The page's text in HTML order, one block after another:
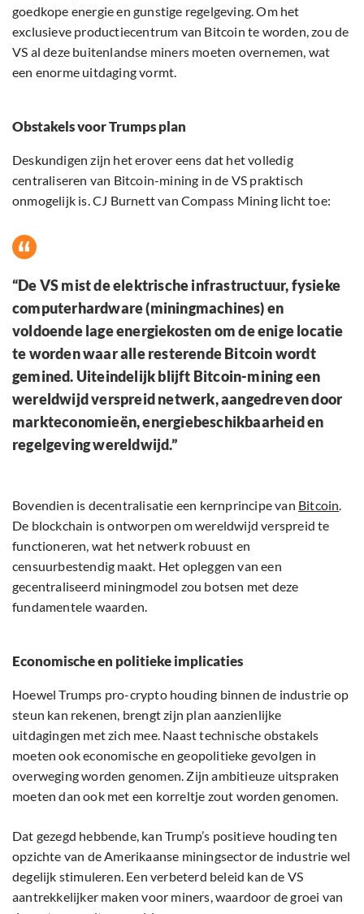
goedkope energie en gunstige regelgeving. Om het
exclusieve productiecentrum van Bitcoin te worden, zou de
VS al deze buitenlandse miners moeten overnemen, wat
een enorme uitdaging vormt.
Obstakels voor Trumps plan
Deskundigen zijn het erover eens dat het volledig
centraliseren van Bitcoin-mining in de VS praktisch
onmogelijk is. CJ Burnett van Compass Mining licht toe:
“De VS mist de elektrische infrastructuur, fysieke
computerhardware (miningmachines) en
voldoende lage energiekosten om de enige locatie
te worden waar alle resterende Bitcoin wordt
gemined. Uiteindelijk blijft Bitcoin-mining een
wereldwijd verspreid netwerk, aangedreven door
markteconomieën, energiebeschikbaarheid en
regelgeving wereldwijd.”
Bovendien is decentralisatie een kernprincipe van Bitcoin.
De blockchain is ontworpen om wereldwijd verspreid te
functioneren, wat het netwerk robuust en
censuurbestendig maakt. Het opleggen van een
gecentraliseerd miningmodel zou botsen met deze
fundamentele waarden.
Economische en politieke implicaties
Hoewel Trumps pro-crypto houding binnen de industrie op
steun kan rekenen, brengt zijn plan aanzienlijke
uitdagingen met zich mee. Naast technische obstakels
moeten ook economische en geopolitieke gevolgen in
overweging worden genomen. Zijn ambitieuze uitspraken
moeten dan ook met een korreltje zout worden genomen.
Dat gezegd hebbende, kan Trump’s positieve houding ten
opzichte van de Amerikaanse miningsector de industrie wel
degelijk stimuleren. Een verbeterd beleid kan de VS
aantrekkelijker maken voor miners, waardoor de groei van